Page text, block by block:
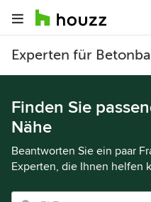
Experten für
Finden Sie
Nähe
Beantworten Sie ein paar
Experten, die Ihnen helfen